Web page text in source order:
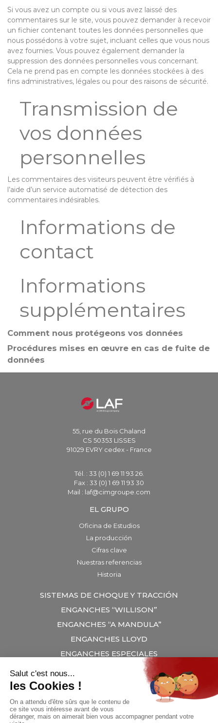
Si vous avez un compte ou si vous avez laissé des
commentaires sur le site, vous pouvez demander à recevoir
un fichier contenant toutes les données personnelles que
nous possédons à votre sujet, incluant celles que vous nous
avez fournies. Vous pouvez également demander la
suppression des données personnelles vous concernant.
Cela ne prend pas en compte les données stockées à des
fins administratives, légales ou pour des raisons de sécurité.
Transmission de
vos données
personnelles
Les commentaires des visiteurs peuvent être vérifiés à
l’aide d’un service automatisé de détection des
commentaires indésirables.
Informations de
contact
Informations
supplémentaires
Comment nous protégeons vos données
Procédures mises en œuvre en cas de fuite de
données
55, rue du Bois Chaland
CS 50353 LISSES
91029 EVRY cedex - France
Tél. : 33 (0) 1 69 11 93 26.
Fax : 33 (0) 1 69 11 93 30
Mail : laf@cimgroupe.com
EL GRUPO
Oficina de Estudios
La producción
Cifras clave
Nuestras referencias
Historia
SISTEMAS DE CHOQUE Y TRACCIÓN
ENGANCHES “WILLISON”
ENGANCHES “A MANDULA”
ENGANCHES LLOYD
ENGANCHES ESPECIALES
TRACCIONES GANCHO / TENSOR
BARRAS DE TRACCÍON
EQUIPAMIENTO
CONTACTO